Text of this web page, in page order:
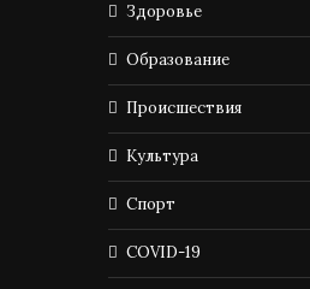
Здоровье
Образование
Происшествия
Культура
Спорт
COVID-19